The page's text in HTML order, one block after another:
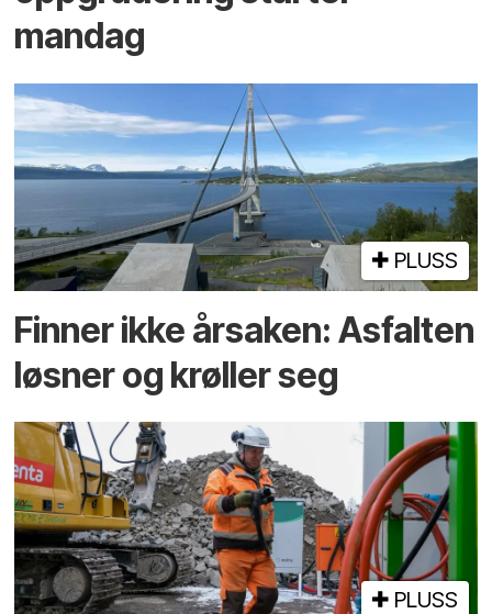
mandag
PLUSS
Finner ikke årsaken: Asfalten
løsner og krøller seg
PLUSS